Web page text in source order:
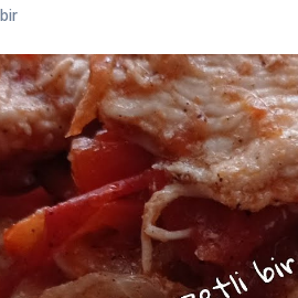
bir